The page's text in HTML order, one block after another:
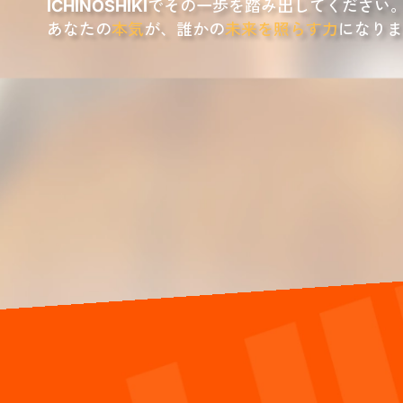
ICHINOSHIKI でその一歩を踏み出してください
あなたの本気が、誰かの未来を照らす力になり